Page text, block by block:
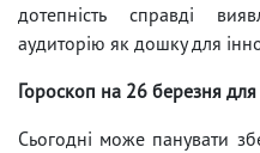
дотепність справді
аудиторію як дошку для
Гороскоп на 26 березня для
Сьогодні може панувати